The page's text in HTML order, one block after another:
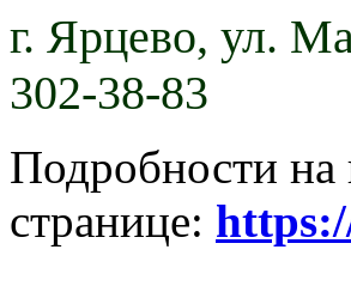
г. Ярцево, ул.
302-38-83
Подробности
странице: